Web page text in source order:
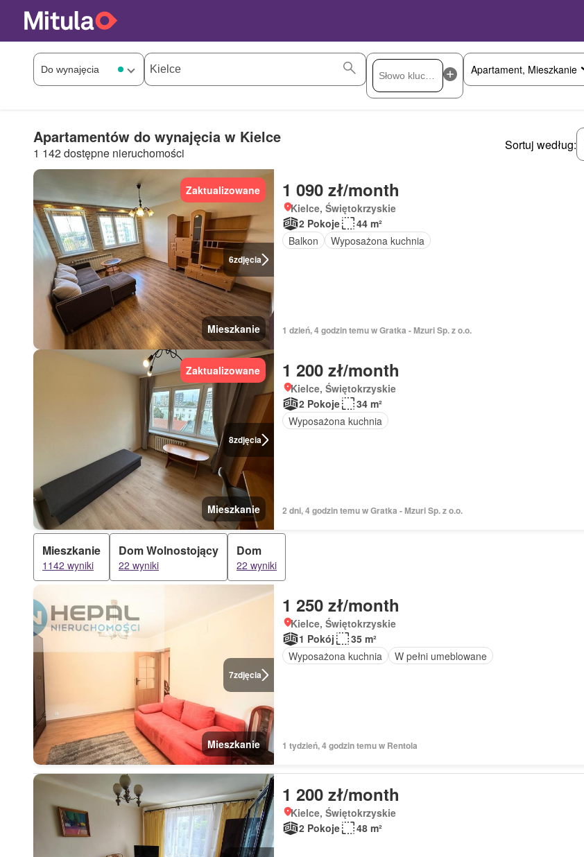
Apartamentów do wynajęcia w Kielce
1 142 dostępne nieruchomości
Sortuj według:
6zdjęcia
Zaktualizowane
Mieszkanie
1 090 zł/month
Kielce, Świętokrzyskie
2 Pokoje
44 m²
Balkon
Wyposażona kuchnia
1 dzień, 4 godzin temu w Gratka - Mzuri Sp. z o.o.
8zdjęcia
Zaktualizowane
Mieszkanie
1 200 zł/month
Kielce, Świętokrzyskie
2 Pokoje
34 m²
Wyposażona kuchnia
2 dni, 4 godzin temu w Gratka - Mzuri Sp. z o.o.
Mieszkanie
1142 wyniki
Dom Wolnostojący
22 wyniki
Dom
22 wyniki
7zdjęcia
Mieszkanie
1 250 zł/month
Kielce, Świętokrzyskie
1 Pokój
35 m²
Wyposażona kuchnia
W pełni umeblowane
1 tydzień, 4 godzin temu w Rentola
1 200 zł/month
Kielce, Świętokrzyskie
2 Pokoje
48 m²